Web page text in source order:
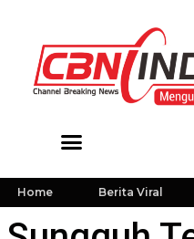
Home Berita Viral